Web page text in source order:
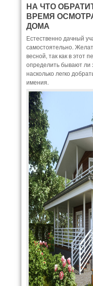
НА ЧТО
ВРЕМЯ
ДОМА
Естественно дачный
самостоятельно.
весной, так как в этот
определить бывают ли
насколько легко
имения.